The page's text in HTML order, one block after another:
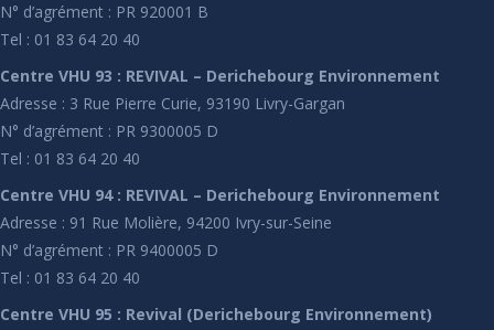
N° d’agrément : PR 920001 B
Tel : 01 83 64 20 40
Centre VHU 93 : REVIVAL – Derichebourg Environnement
Adresse : 3 Rue Pierre Curie, 93190 Livry-Gargan
N° d’agrément : PR 9300005 D
Tel : 01 83 64 20 40
Centre VHU 94 : REVIVAL – Derichebourg Environnement
Adresse : 91 Rue Molière, 94200 Ivry-sur-Seine
N° d’agrément : PR 9400005 D
Tel : 01 83 64 20 40
Centre VHU 95 : Revival (Derichebourg Environnement)